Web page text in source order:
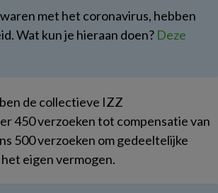
met het coronavirus, hebben
Wat kun je hieraan doen? Deze
de collectieve IZZ
450 verzoeken tot compensatie van
500 verzoeken om gedeeltelijke
eigen vermogen.